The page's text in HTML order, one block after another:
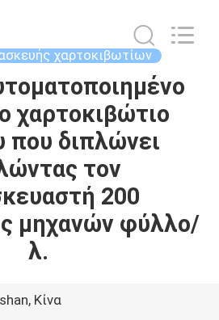
χαρτοκιβωτίων
χαρτοκιβώτιο
που διπλώνει
τον
200
μηχανών φύλλο/
λ.
Κίνα